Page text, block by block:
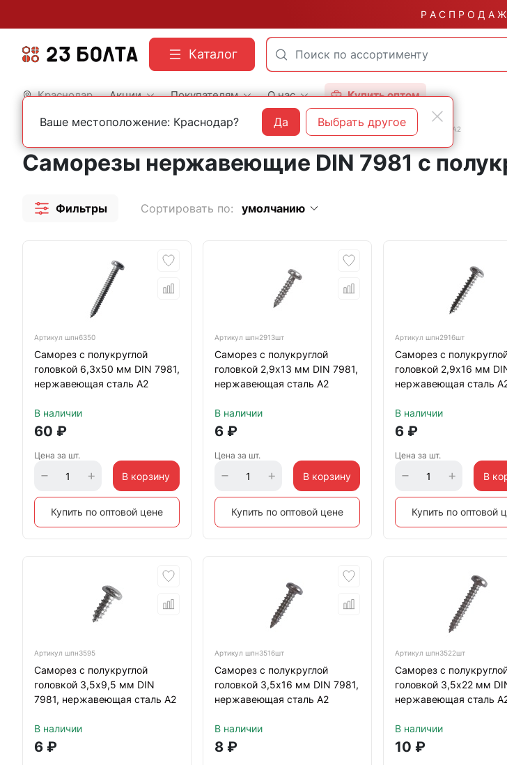
Р А С П Р О Д А
Каталог
Краснодар Акции Покупателям О нас Купить оптом
Главная Строительный крепеж Нержавеющий крепеж Саморезы нержавеющие DIN 7981 с полукруглой головкой А2
Саморезы нержавеющие DIN 7981 с
Фильтры Сортировать по: умолчанию
Артикул шпн6350
Саморез с полукруглой
головкой 6,3х50 мм DIN 7981,
нержавеющая сталь А2
В наличии
60 ₽
Цена за шт.
В корзину
Купить по оптовой цене
Артикулшпн2913шт
Саморез с полукруглой
головкой 2,9х13 мм DIN 7981,
нержавеющая сталь А2
В наличии
6 ₽
Цена за шт.
В корзину
Купить по оптовой цене
Артикулшпн2916шт
Саморез с
головкой 2,9х16 мм
нержавеющая сталь
В наличии
6 ₽
Цена за шт.
В
Купить по оптовой
Артикул шпн3595
Саморез с полукруглой
головкой 3,5х9,5 мм DIN
7981, нержавеющая сталь А2
В наличии
6 ₽
Артикулшпн3516шт
Саморез с полукруглой
головкой 3,5х16 мм DIN 7981,
нержавеющая сталь А2
В наличии
8 ₽
Артикулшпн3522шт
Саморез с
головкой 3,5х22 мм
нержавеющая сталь
В наличии
10 ₽
Ваше местоположение: Краснодар? Да Выбрать другое